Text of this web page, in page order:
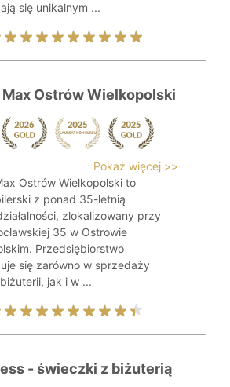
się unikalnym ...
Ostrów Wielkopolski
Pokaż więcej >>
Ostrów Wielkopolski to
z ponad 35-letnią
zlokalizowany przy
35 w Ostrowie
Przedsiębiorstwo
się zarówno w sprzedaży
jak i w ...
- świeczki z biżuterią